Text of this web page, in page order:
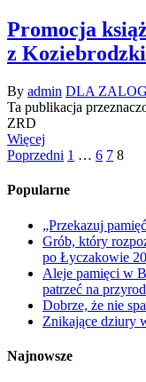
Promocja
z
By admin DLA
Ta publikacja
ZRD
Więcej
Poprzedni 1 … 6 7 8
Popularne
„Przekazuj
Grób, który
po Łyczakowie
Aleje pamięci w
patrzeć na
Dobrze, że nie
Znikające dziury
Najnowsze